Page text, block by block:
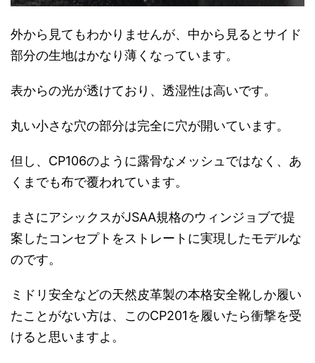
外から見てもわかりませんが、中から見るとサイド
部分の生地はかなり薄くなっています。
表からの光が透けており、透湿性は高いです。
丸い小さな穴の部分は完全に穴が開いています。
但し、CP106のように露骨なメッシュではなく、あ
くまでも布で覆われています。
まさにアシックスがJSAA規格のウィンジョブで提
案したコンセプトをストレートに実現したモデルな
のです。
ミドリ安全などの天然皮革製の本格安全靴しか履い
たことがない方は、このCP201を履いたら衝撃を受
けると思いますよ。